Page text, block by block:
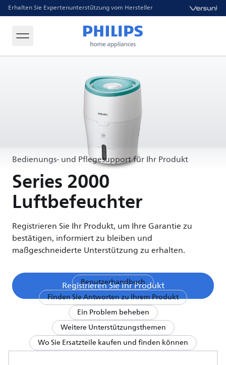
Erhalten Sie Expertenunterstützung vom Hersteller
Bedienungs- und Pflegesupport für Ihr Produkt
Series 2000
Luftbefeuchter
Registrieren Sie Ihr Produkt, um Ihre Garantie zu
bestätigen, informiert zu bleiben und
maßgeschneiderte Unterstützung zu erhalten.
Registrieren Sie Ihr Produkt
Benutzerhandbuch
Finden Sie Antworten zu Ihrem Produkt
Ein Problem beheben
Weitere Unterstützungsthemen
Wo Sie Ersatzteile kaufen und finden können